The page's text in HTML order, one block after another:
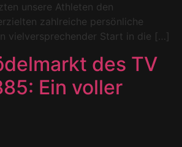
unsere Athleten den
zahlreiche persönliche
vielversprechender Start in die […]
des TV
Ein voller